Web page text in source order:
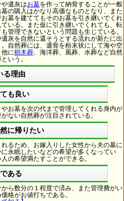
遺灰はお墓を作って納骨することが一般
の購入はかなり高価なものとなり、また
墓を建ててもそのお墓を引き継いでくれ
いる。また仮に引き継いでくれても、転
管理できないという問題も生じている。
灰を自然に還そうとする流れが新たに出
自然葬には、遺骨を粉末状にして海や空
に樹木葬、海洋葬、風葬、水葬など自然
いう。
る理由
も良い
お墓を次の代まで管理してくれる身内が
ない自然葬が注目されている。
に帰りたい
るため、お嫁入りした女性から夫の墓に
永眠したいなどの希望が多くなってい
の希望満たすことができる。
ある
ら数分の１程度で済み、また管理費がい
格がお値打ちである。